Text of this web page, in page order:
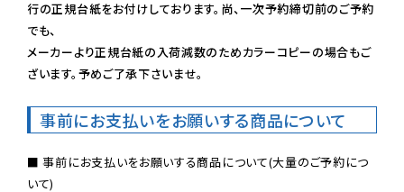
行の正規台紙をお付けしております。尚、一次予約締切前のご予約
でも、
メーカーより正規台紙の入荷減数のためカラーコピーの場合もご
ざいます。予めご了承下さいませ。
事前にお支払いをお願いする商品について
■ 事前にお支払いをお願いする商品について(大量のご予約につ
いて)